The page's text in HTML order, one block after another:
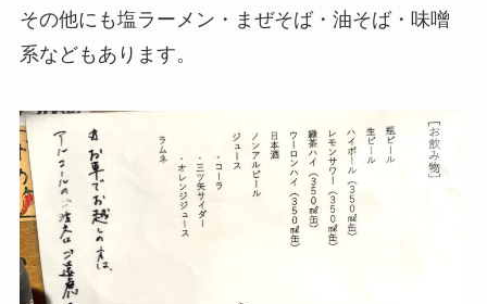
その他にも塩ラーメン・まぜそば・油そば・味噌
系などもあります。